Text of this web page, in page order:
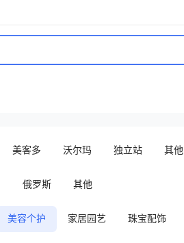
美客多 沃尔玛 独立站 其他
俄罗斯 其他
美容个护 家居园艺 珠宝配饰